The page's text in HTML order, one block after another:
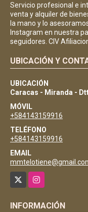
Servicio profesional e
venta y alquiler de
la mano y lo
Instagram en nuestra
seguidores. CIV
UBICACIÓN Y
UBICACIÓN
Caracas - Miranda -
MÓVIL
+584143159916
TELÉFONO
+584143159916
EMAIL
Instagram
INFORMACIÓN